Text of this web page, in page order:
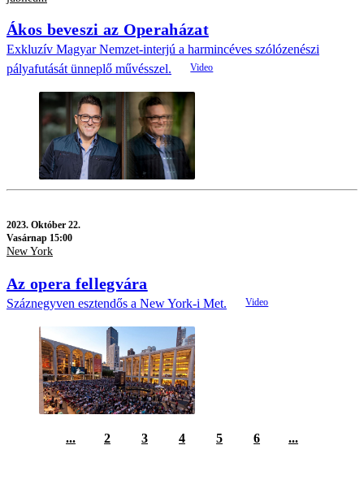
Ákos beveszi az Operaházat
Exkluzív Magyar Nemzet-interjú a harmincéves szólózenészi
pályafutását ünneplő művésszel.
2023. Október 22.
Vasárnap 15:00
New York
Az opera fellegvára
Száznegyven esztendős a New York-i Met.
... 2 3 4 5 6 ...